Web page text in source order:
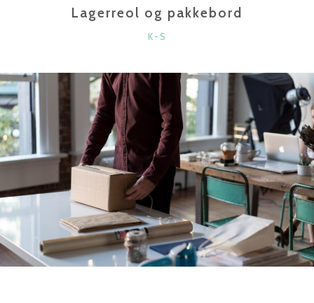
Lagerreol og pakkebord
KATEGORIER
K-S